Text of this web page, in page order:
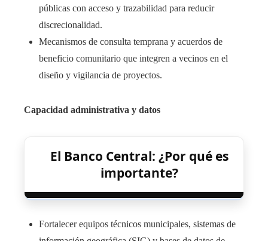
públicas con acceso y trazabilidad para reducir
discrecionalidad.
Mecanismos de consulta temprana y acuerdos de
beneficio comunitario que integren a vecinos en el
diseño y vigilancia de proyectos.
Capacidad administrativa y datos
El Banco Central: ¿Por qué es
importante?
Fortalecer equipos técnicos municipales, sistemas de